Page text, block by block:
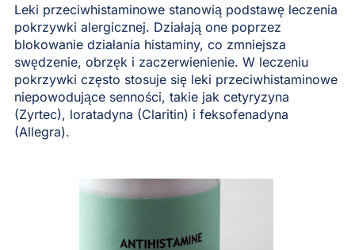
Leki przeciwhistaminowe stanowią podstawę leczenia
pokrzywki alergicznej. Działają one poprzez
blokowanie działania histaminy, co zmniejsza
swędzenie, obrzęk i zaczerwienienie. W leczeniu
pokrzywki często stosuje się leki przeciwhistaminowe
niepowodujące senności, takie jak cetyryzyna
(Zyrtec), loratadyna (Claritin) i feksofenadyna
(Allegra).